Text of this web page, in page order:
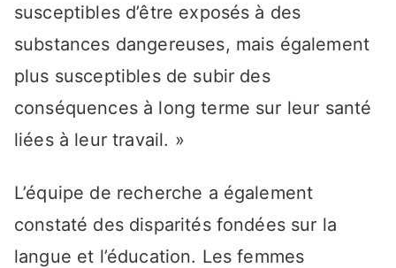
susceptibles d’être exposés à des
substances dangereuses, mais également
plus susceptibles de subir des
conséquences à long terme sur leur santé
liées à leur travail. »
L’équipe de recherche a également
constaté des disparités fondées sur la
langue et l’éducation. Les femmes